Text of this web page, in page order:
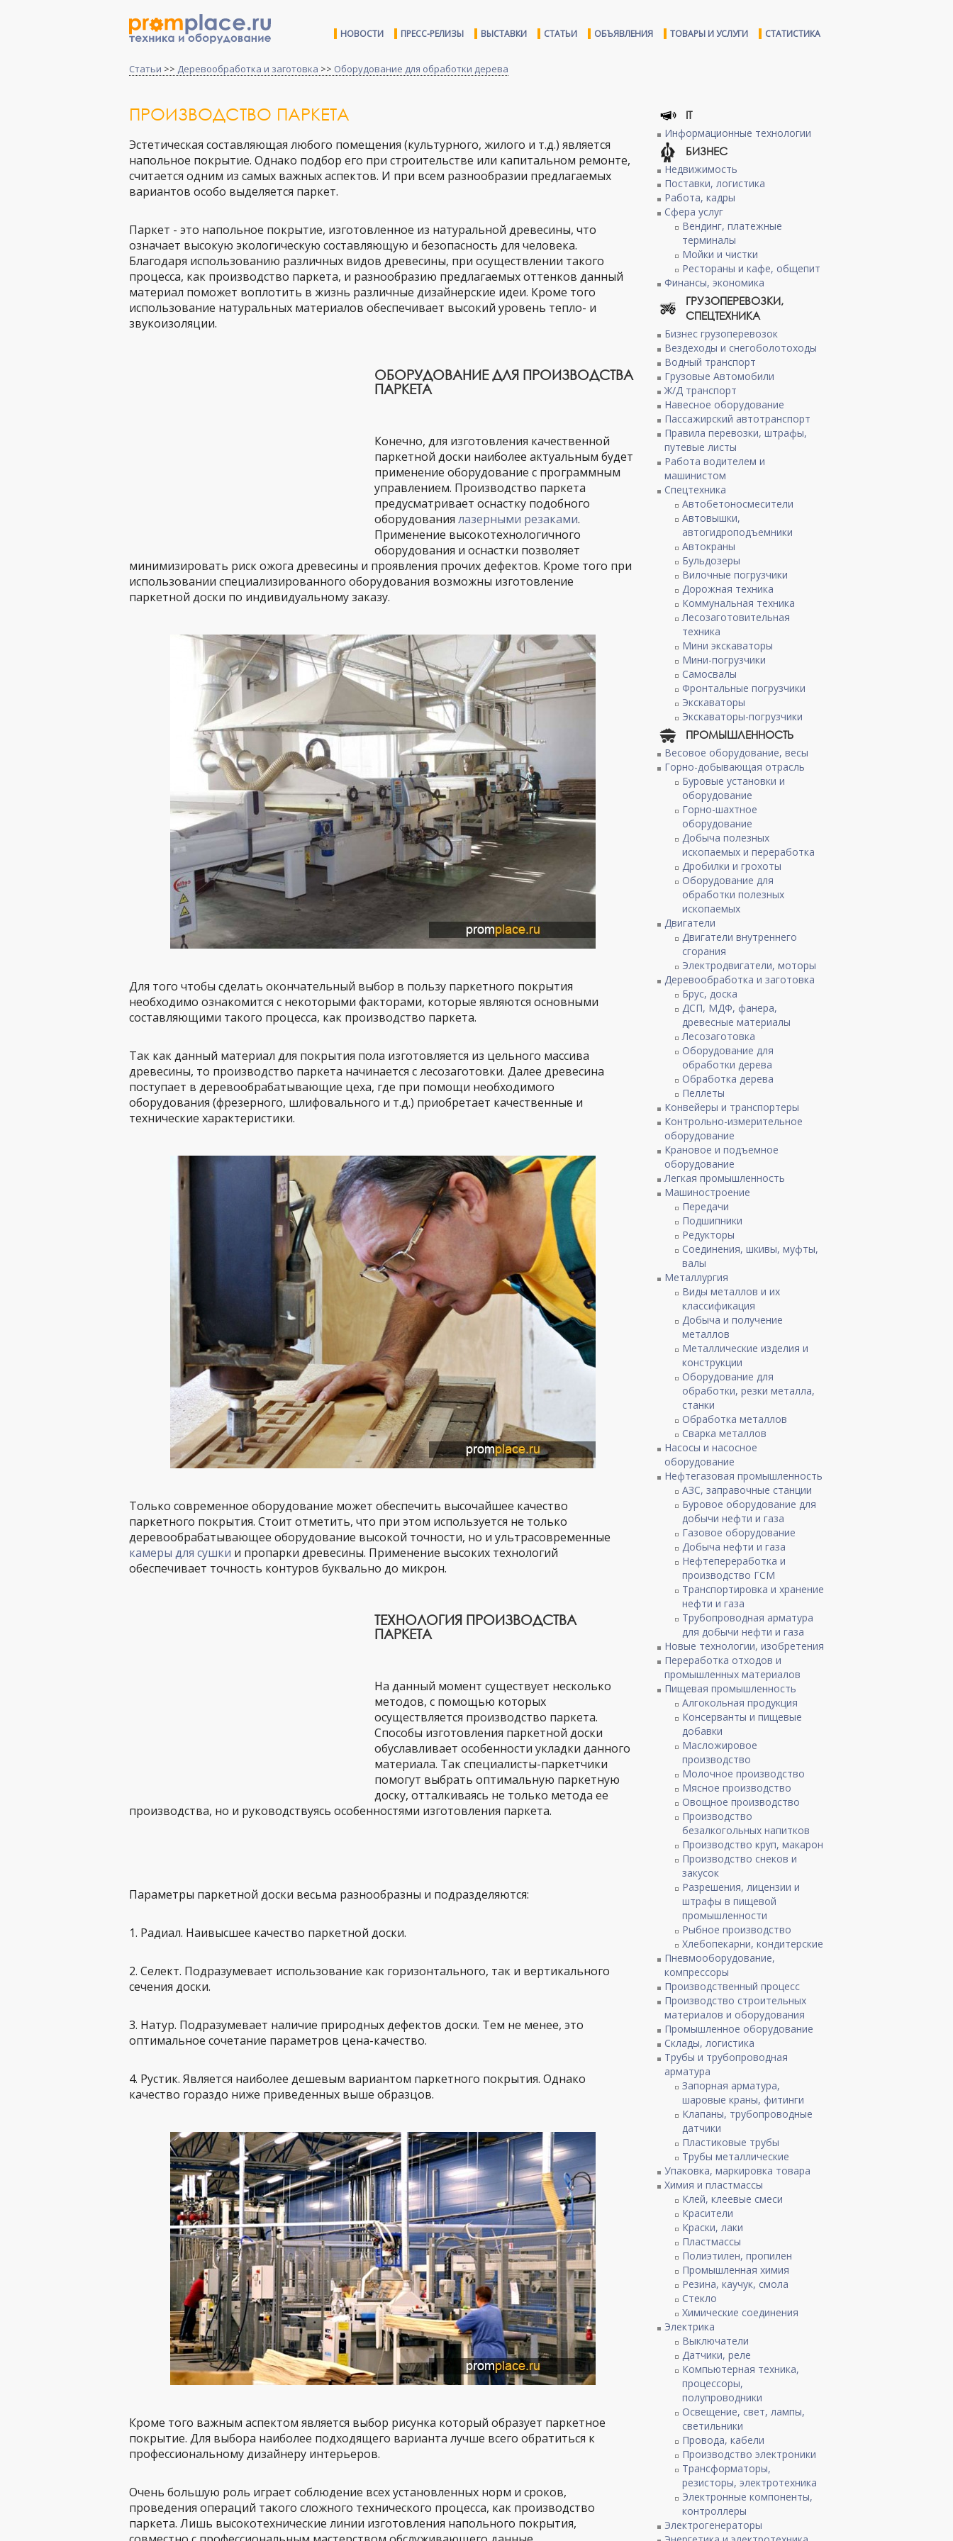
НОВОСТИ ПРЕСС-РЕЛИЗЫ ВЫСТАВКИ СТАТЬИ ОБЪЯВЛЕНИЯ ТОВАРЫ И УСЛУГИ СТАТИСТИКА
Статьи >> Деревообработка и заготовка >> Оборудование для обработки дерева
ПРОИЗВОДСТВО ПАРКЕТА
Эстетическая составляющая любого помещения (культурного, жилого и т.д.) является
напольное покрытие. Однако подбор его при строительстве или капитальном ремонте,
считается одним из самых важных аспектов. И при всем разнообразии предлагаемых
вариантов особо выделяется паркет.
Паркет - это напольное покрытие, изготовленное из натуральной древесины, что
означает высокую экологическую составляющую и безопасность для человека.
Благодаря использованию различных видов древесины, при осуществлении такого
процесса, как производство паркета, и разнообразию предлагаемых оттенков данный
материал поможет воплотить в жизнь различные дизайнерские идеи. Кроме того
использование натуральных материалов обеспечивает высокий уровень тепло- и
звукоизоляции.
ОБОРУДОВАНИЕ ДЛЯ ПРОИЗВОДСТВА
ПАРКЕТА
Конечно, для изготовления качественной
паркетной доски наиболее актуальным будет
применение оборудование с программным
управлением. Производство паркета
предусматривает оснастку подобного
оборудования лазерными резаками.
Применение высокотехнологичного
оборудования и оснастки позволяет
минимизировать риск ожога древесины и проявления прочих дефектов. Кроме того при
использовании специализированного оборудования возможны изготовление
паркетной доски по индивидуальному заказу.
Для того чтобы сделать окончательный выбор в пользу паркетного покрытия
необходимо ознакомится с некоторыми факторами, которые являются основными
составляющими такого процесса, как производство паркета.
Так как данный материал для покрытия пола изготовляется из цельного массива
древесины, то производство паркета начинается с лесозаготовки. Далее древесина
поступает в деревообрабатывающие цеха, где при помощи необходимого
оборудования (фрезерного, шлифовального и т.д.) приобретает качественные и
технические характеристики.
Только современное оборудование может обеспечить высочайшее качество
паркетного покрытия. Стоит отметить, что при этом используется не только
деревообрабатывающее оборудование высокой точности, но и ультрасовременные
камеры для сушки и пропарки древесины. Применение высоких технологий
обеспечивает точность контуров буквально до микрон.
ТЕХНОЛОГИЯ ПРОИЗВОДСТВА
ПАРКЕТА
На данный момент существует несколько
методов, с помощью которых
осуществляется производство паркета.
Способы изготовления паркетной доски
обуславливает особенности укладки данного
материала. Так специалисты-паркетчики
помогут выбрать оптимальную паркетную
доску, отталкиваясь не только метода ее
производства, но и руководствуясь особенностями изготовления паркета.
Параметры паркетной доски весьма разнообразны и подразделяются:
1. Радиал. Наивысшее качество паркетной доски.
2. Селект. Подразумевает использование как горизонтального, так и вертикального
сечения доски.
3. Натур. Подразумевает наличие природных дефектов доски. Тем не менее, это
оптимальное сочетание параметров цена-качество.
4. Рустик. Является наиболее дешевым вариантом паркетного покрытия. Однако
качество гораздо ниже приведенных выше образцов.
Кроме того важным аспектом является выбор рисунка который образует паркетное
покрытие. Для выбора наиболее подходящего варианта лучше всего обратиться к
профессиональному дизайнеру интерьеров.
Очень большую роль играет соблюдение всех установленных норм и сроков,
проведения операций такого сложного технического процесса, как производство
паркета. Лишь высокотехнические линии изготовления напольного покрытия,
IT
Информационные технологии
БИЗНЕС
Недвижимость
Поставки, логистика
Работа, кадры
Сфера услуг
Вендинг, платежные
терминалы
Мойки и чистки
Рестораны и кафе, общепит
Финансы, экономика
ГРУЗОПЕРЕВОЗКИ,
СПЕЦТЕХНИКА
Бизнес грузоперевозок
Вездеходы и снегоболотоходы
Водный транспорт
Грузовые Автомобили
Ж/Д транспорт
Навесное оборудование
Пассажирский автотранспорт
Правила перевозки, штрафы,
путевые листы
Работа водителем и
машинистом
Спецтехника
Автобетоносмесители
Автовышки,
автогидроподъемники
Автокраны
Бульдозеры
Вилочные погрузчики
Дорожная техника
Коммунальная техника
Лесозаготовительная
техника
Мини экскаваторы
Мини-погрузчики
Самосвалы
Фронтальные погрузчики
Экскаваторы
Экскаваторы-погрузчики
ПРОМЫШЛЕННОСТЬ
Весовое оборудование, весы
Горно-добывающая отрасль
Буровые установки и
оборудование
Горно-шахтное
оборудование
Добыча полезных
ископаемых и переработка
Дробилки и грохоты
Оборудование для
обработки полезных
ископаемых
Двигатели
Двигатели внутреннего
сгорания
Электродвигатели, моторы
Деревообработка и заготовка
Брус, доска
ДСП, МДФ, фанера,
древесные материалы
Лесозаготовка
Оборудование для
обработки дерева
Обработка дерева
Пеллеты
Конвейеры и транспортеры
Контрольно-измерительное
оборудование
Крановое и подъемное
оборудование
Легкая промышленность
Машиностроение
Передачи
Подшипники
Редукторы
Соединения, шкивы, муфты,
валы
Металлургия
Виды металлов и их
классификация
Добыча и получение
металлов
Металлические изделия и
конструкции
Оборудование для
обработки, резки металла,
станки
Обработка металлов
Сварка металлов
Насосы и насосное
оборудование
Нефтегазовая промышленность
АЗС, заправочные станции
Буровое оборудование для
добычи нефти и газа
Газовое оборудование
Добыча нефти и газа
Нефтепереработка и
производство ГСМ
Транспортировка и хранение
нефти и газа
Трубопроводная арматура
для добычи нефти и газа
Новые технологии, изобретения
Переработка отходов и
промышленных материалов
Пищевая промышленность
Алгокольная продукция
Консерванты и пищевые
добавки
Масложировое
производство
Молочное производство
Мясное производство
Овощное производство
Производство
безалкогольных напитков
Производство круп, макарон
Производство снеков и
закусок
Разрешения, лицензии и
штрафы в пищевой
промышленности
Рыбное производство
Хлебопекарни, кондитерские
Пневмооборудование,
компрессоры
Производственный процесс
Производство строительных
материалов и оборудования
Промышленное оборудование
Склады, логистика
Трубы и трубопроводная
арматура
Запорная арматура,
шаровые краны, фитинги
Клапаны, трубопроводные
датчики
Пластиковые трубы
Трубы металлические
Упаковка, маркировка товара
Химия и пластмассы
Клей, клеевые смеси
Красители
Краски, лаки
Пластмассы
Полиэтилен, пропилен
Промышленная химия
Резина, каучук, смола
Стекло
Химические соединения
Электрика
Выключатели
Датчики, реле
Компьютерная техника,
процессоры,
полупроводники
Освещение, свет, лампы,
светильники
Провода, кабели
Производство электроники
Трансформаторы,
резисторы, электротехника
Электронные компоненты,
контроллеры
Электрогенераторы